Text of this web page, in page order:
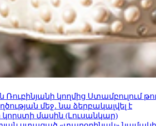
կողմից Ստամբուլում
մեջ․ նա ձերբակալվել է
կորստի մասին (Լուսանկար)